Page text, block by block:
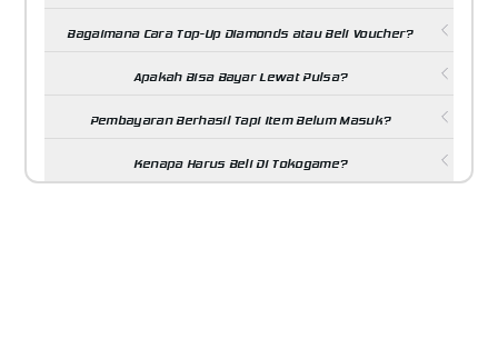
Bagaimana Cara Top-Up Diamonds atau Beli Voucher?
Apakah Bisa Bayar Lewat Pulsa?
Pembayaran Berhasil Tapi Item Belum Masuk?
Kenapa Harus Beli Di Tokogame?